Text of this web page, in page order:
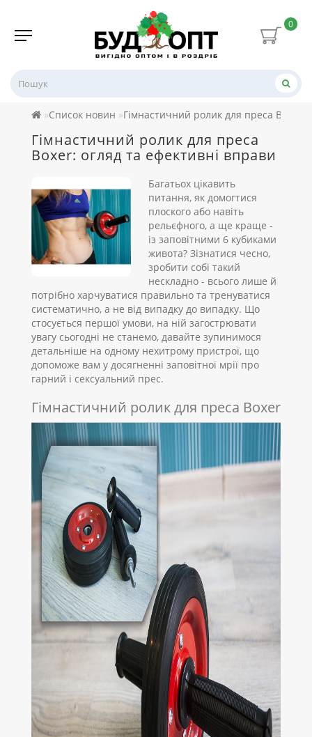
0
Список новин Гімнастичний ролик для преса Boxer:
Гімнастичний ролик для преса
Boxer: огляд та ефективні вправи
Багатьох цікавить
питання, як домогтися
плоского або навіть
рельєфного, а ще краще -
із заповітними 6 кубиками
живота? Зізнатися чесно,
зробити собі такий
нескладно - всього лише й
потрібно харчуватися правильно та тренуватися
систематично, а не від випадку до випадку. Що
стосується першої умови, на ній загострювати
увагу сьогодні не станемо, давайте зупинимося
детальніше на одному нехитрому пристрої, що
допоможе вам у досягненні заповітної мрії про
гарний і сексуальний прес.
Гімнастичний ролик для преса Boxer